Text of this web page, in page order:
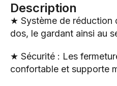
Description
★ Système de réduction
dos, le gardant ainsi au
★ Sécurité : Les
confortable et supporte